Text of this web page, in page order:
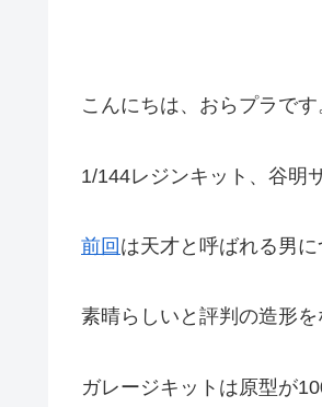
こんにちは、おらプラです
1/144レジンキット、谷明
前回 は天才と呼ばれる男
素晴らしいと評判の造形
ガレージキットは原型が